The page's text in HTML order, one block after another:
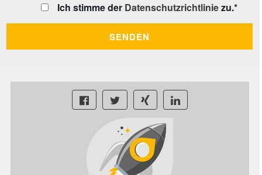
Ich stimme der Datenschutzrichtliniezu.*